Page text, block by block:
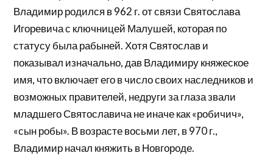
Владимир родился в 962 г. от связи Святослава
Игоревича с ключницей Малушей, которая по
статусу была рабыней. Хотя Святослав и
показывал изначально, дав Владимиру княжеское
имя, что включает его в число своих наследников и
возможных правителей, недруги за глаза звали
младшего Святославича не иначе как «робичич»,
«сын робы». В возрасте восьми лет, в 970 г.,
Владимир начал княжить в Новгороде.